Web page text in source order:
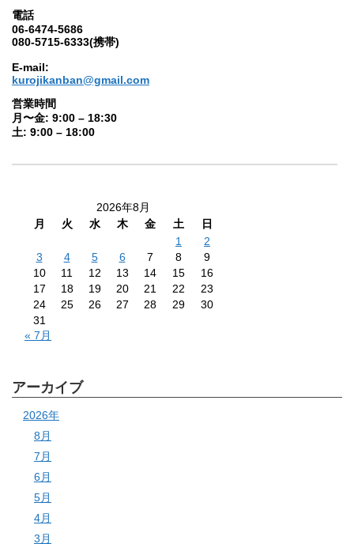
電話
06-6474-5686
080-5715-6333(携帯)
E-mail:
kurojikanban@gmail.com
営業時間
月〜金: 9:00 – 18:30
土: 9:00 – 18:00
2026年8月
月
火 水 木 金 土
日
1
2
3
4 5 6 7 8
9
10
11 12 13 14 15
16
17
18 19 20 21 22
23
24
25 26 27 28 29
30
31
« 7月
アーカイブ
2026年
8月
7月
6月
5月
4月
3月